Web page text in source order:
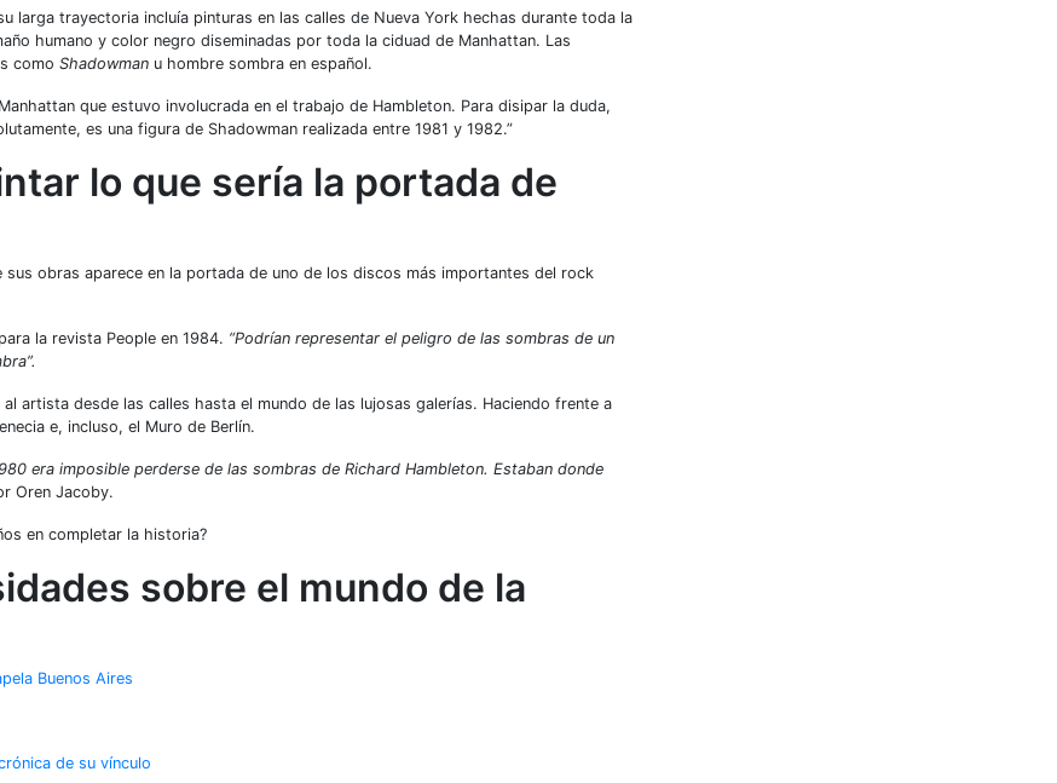
larga trayectoria incluía pinturas en las calles de Nueva York hechas durante toda la
humano y color negro diseminadas por toda la ciduad de Manhattan. Las
como Shadowman u hombre sombra en español.
que estuvo involucrada en el trabajo de Hambleton. Para disipar la duda,
es una figura de Shadowman realizada entre 1981 y 1982.”
lo que sería la portada de
obras aparece en la portada de uno de los discos más importantes del rock
la revista People en 1984. “Podrían representar el peligro de las sombras de un
artista desde las calles hasta el mundo de las lujosas galerías. Haciendo frente a
e, incluso, el Muro de Berlín.
era imposible perderse de las sombras de Richard Hambleton. Estaban donde
Oren Jacoby.
en completar la historia?
sobre el mundo de la
Buenos Aires
de su vínculo